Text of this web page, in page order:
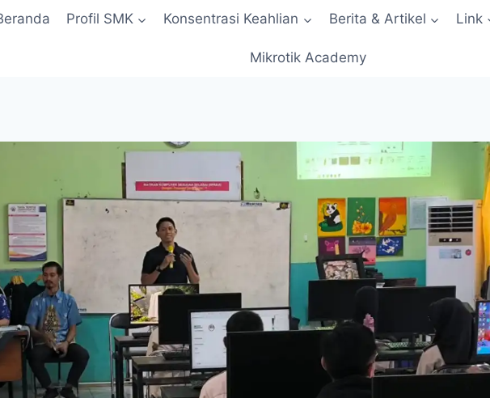
Profil SMK Konsentrasi Keahlian Berita & Artikel Link
Mikrotik Academy